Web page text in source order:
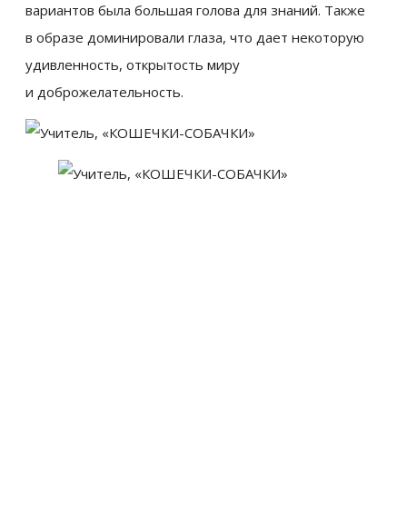
вариантов была большая голова для знаний. Также
в образе доминировали глаза, что дает некоторую
удивленность, открытость миру
и доброжелательность.